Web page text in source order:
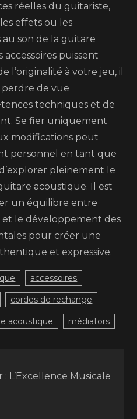
réelles du guitariste,
effets ou les
son de la guitare
puissent
l’originalité à votre jeu, il
de vue
techniques et de
Se fier uniquement
modifications peut
personnel en tant que
pleinement le
acoustique. Il est
un équilibre entre
et le développement des
pour créer une
et expressive.
accessoires
cordes de rechange
acoustique médiators
L’Excellence Musicale